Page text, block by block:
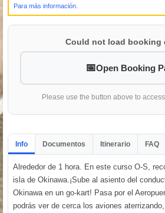
Para más información.
Could not load booking
Open Booking
Please use the button above to
Info Documentos Itinerario FAQ
Alrededor de 1 hora. En este curso O-S,
isla de Okinawa.¡Sube al asiento del
Okinawa en un go-kart! Pasa por el
podrás ver de cerca los aviones